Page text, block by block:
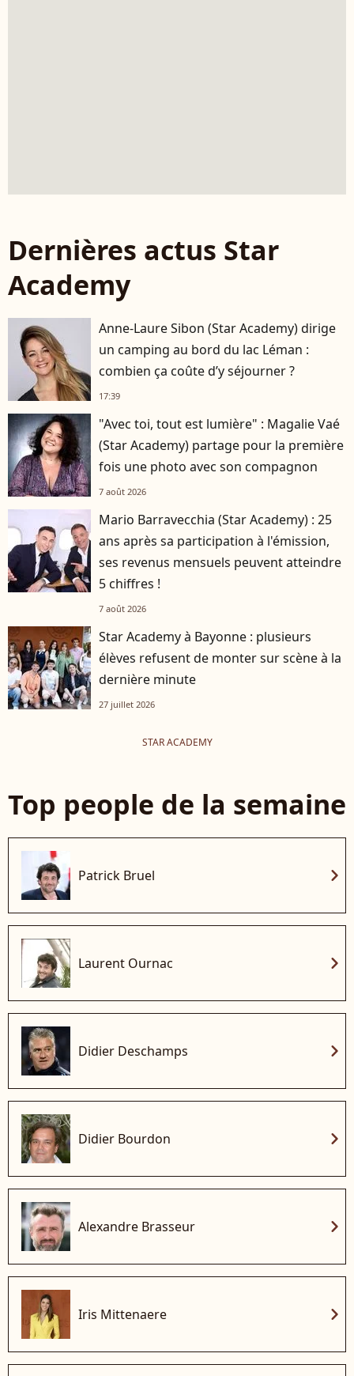
Dernières actus Star
Academy
Anne-Laure Sibon (Star Academy) dirige
un camping au bord du lac Léman :
combien ça coûte d’y séjourner ?
17:39
"Avec toi, tout est lumière" : Magalie Vaé
(Star Academy) partage pour la première
fois une photo avec son compagnon
7 août 2026
Mario Barravecchia (Star Academy) : 25
ans après sa participation à l'émission,
ses revenus mensuels peuvent atteindre
5 chiffres !
7 août 2026
Star Academy à Bayonne : plusieurs
élèves refusent de monter sur scène à la
dernière minute
27 juillet 2026
STAR ACADEMY
Top people de la semaine
Patrick Bruel chevron_right
Laurent Ournac chevron_right
Didier Deschamps chevron_right
Didier Bourdon chevron_right
Alexandre Brasseur chevron_right
Iris Mittenaere chevron_right